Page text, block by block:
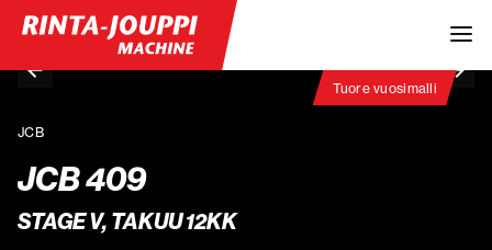
Tuore vuosimalli
JCB
JCB 409
STAGE V, TAKUU 12KK